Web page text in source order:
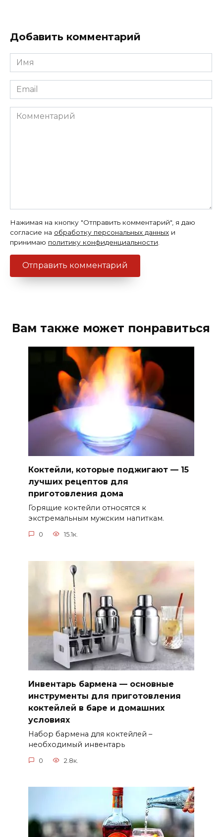
Добавить комментарий
Имя
*
Email
*
Комментарий
Нажимая на кнопку "Отправить комментарий", я даю
согласие на обработку персональных данных и
принимаю политику конфиденциальности
Вам также может понравиться
Коктейли, которые поджигают — 15
лучших рецептов для
приготовления дома
Горящие коктейли относятся к
экстремальным мужским напиткам.
0 15.1к.
Инвентарь бармена — основные
инструменты для приготовления
коктейлей в баре и домашних
условиях
Набор бармена для коктейлей –
необходимый инвентарь
0 2.8к.